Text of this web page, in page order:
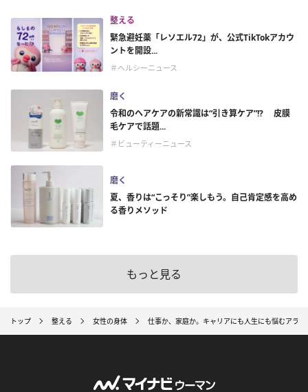
整える
緊急避妊薬「レソエル72」が、公式TikTokアカウ
ントを開設...
＃ヘルシーニュース
磨く
令和のヘアケアの新常識は“引き算ケア”!? 皮膜
毛ケアで話題...
＃ビューティーニュース
磨く
夏、香りは“こっそり”楽しもう。自己肯定感を高め
る香りメソッド
もっと見る
トップ 整える 女性の身体 仕事か、家庭か。キャリアにも人生にも悩むアラ